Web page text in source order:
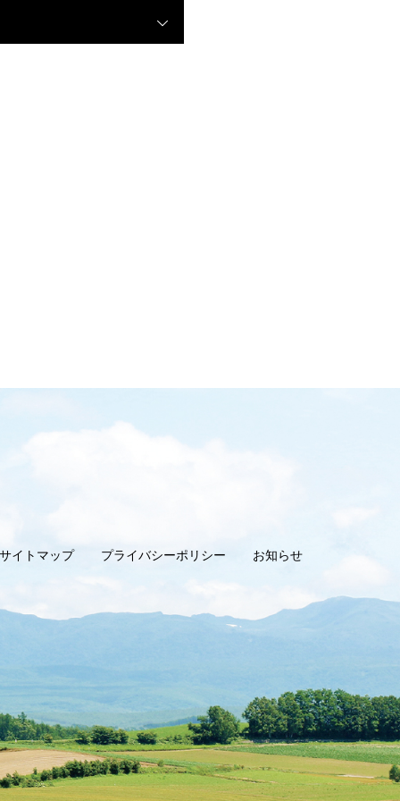
サイトマップ プライバシーポリシー お知らせ